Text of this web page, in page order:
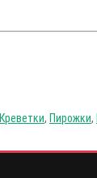
Креветки, Пирожки,